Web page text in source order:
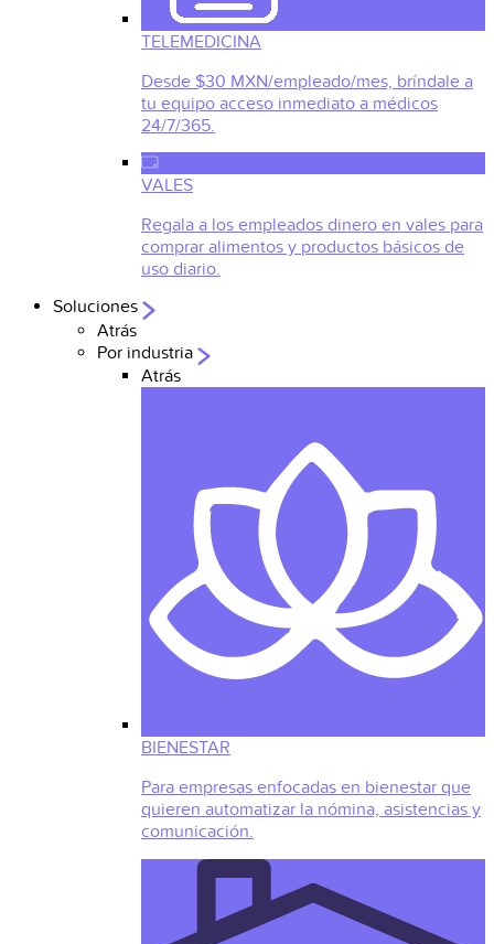
TELEMEDICINA
Desde $30 MXN/empleado/mes, bríndale a
tu equipo acceso inmediato a médicos
24/7/365.
VALES
Regala a los empleados dinero en vales para
comprar alimentos y productos básicos de
uso diario.
Soluciones
Atrás
Por industria
Atrás
BIENESTAR
Para empresas enfocadas en bienestar que
quieren automatizar la nómina, asistencias y
comunicación.